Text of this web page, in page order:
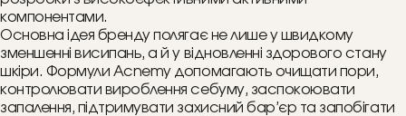
компонентами.
Основна ідея бренду полягає не лише у швидкому
зменшенні висипань, а й у відновленні здорового стану
шкіри. Формули Acnemy допомагають очищати пори,
контролювати вироблення себуму, заспокоювати
запалення, підтримувати захисний бар’єр та запобігати